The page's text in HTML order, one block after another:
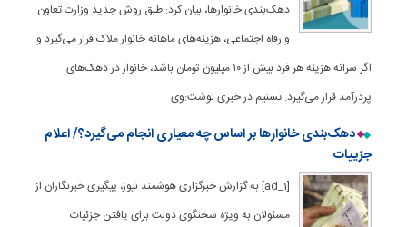
دهک‌بندی خانوارها، بیان کرد: طبق روش جدید وزارت تعاون
و رفاه اجتماعی، هزینه‌های ماهانه خانوار ملاک قرار می‌گیرد و
اگر سرانه هزینه هر فرد بیش از ۱۰ میلیون تومان باشد، خانوار در دهک‌های
پردرآمد قرار می‌گیرد. تسنیم در خبری نوشت:وی
دهک‌بندی‌ خانوارها بر اساس چه معیاری انجام می‌گیرد؟/ اعلام
جزییات
[ad_1] به گزارش خبرگزاری هوشمند نیوز، پیگیری خبرنگاران از
مسئولان به ویژه سخنگوی دولت برای یافتن جزئیات